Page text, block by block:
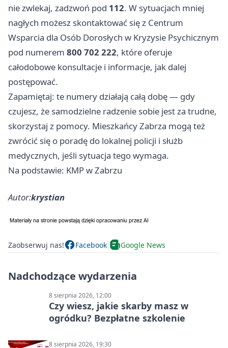
nie zwlekaj, zadzwoń pod 112. W sytuacjach mniej
nagłych możesz skontaktować się z Centrum
Wsparcia dla Osób Dorosłych w Kryzysie Psychicznym
pod numerem 800 702 222, które oferuje
całodobowe konsultacje i informacje, jak dalej
postępować.
Zapamiętaj: te numery działają całą dobę — gdy
czujesz, że samodzielne radzenie sobie jest za trudne,
skorzystaj z pomocy. Mieszkańcy Zabrza mogą też
zwrócić się o poradę do lokalnej policji i służb
medycznych, jeśli sytuacja tego wymaga.
Na podstawie: KMP w Zabrzu
Autor:krystian
Zaobserwuj nas! Facebook Google News
Nadchodzące wydarzenia
8 sierpnia 2026, 12:00
Czy wiesz, jakie skarby masz w
ogródku? Bezpłatne szkolenie
8 sierpnia 2026, 19:30